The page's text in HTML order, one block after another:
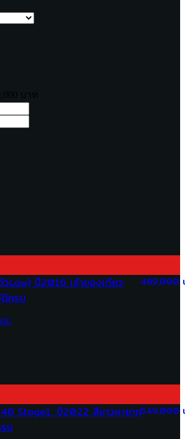
489,000
Low) ปี2016 เจ้าของเดียว
ครบ
549,000
Stage1. ปี2022 สีขาวหายาก
บ